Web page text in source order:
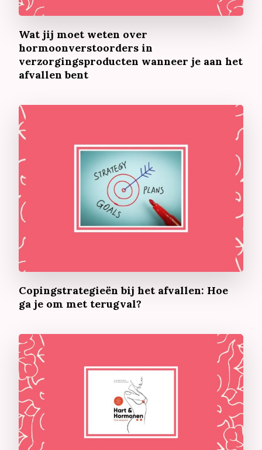
Wat jij moet weten over
hormoonverstoorders in
verzorgingsproducten wanneer je aan het
afvallen bent
Copingstrategieën bij het afvallen: Hoe
ga je om met terugval?